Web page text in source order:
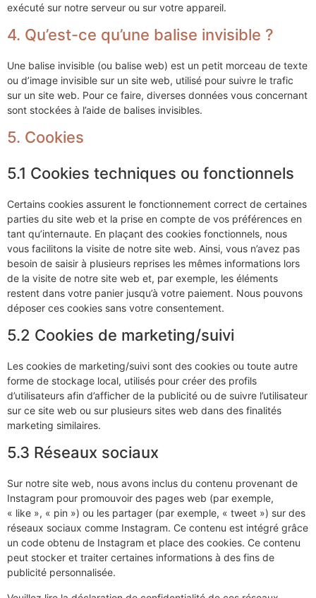
exécuté sur notre serveur ou sur votre appareil.
4. Qu’est-ce qu’une balise invisible ?
Une balise invisible (ou balise web) est un petit morceau de texte
ou d’image invisible sur un site web, utilisé pour suivre le trafic
sur un site web. Pour ce faire, diverses données vous concernant
sont stockées à l’aide de balises invisibles.
5. Cookies
5.1 Cookies techniques ou fonctionnels
Certains cookies assurent le fonctionnement correct de certaines
parties du site web et la prise en compte de vos préférences en
tant qu’internaute. En plaçant des cookies fonctionnels, nous
vous facilitons la visite de notre site web. Ainsi, vous n’avez pas
besoin de saisir à plusieurs reprises les mêmes informations lors
de la visite de notre site web et, par exemple, les éléments
restent dans votre panier jusqu’à votre paiement. Nous pouvons
déposer ces cookies sans votre consentement.
5.2 Cookies de marketing/suivi
Les cookies de marketing/suivi sont des cookies ou toute autre
forme de stockage local, utilisés pour créer des profils
d’utilisateurs afin d’afficher de la publicité ou de suivre l’utilisateur
sur ce site web ou sur plusieurs sites web dans des finalités
marketing similaires.
5.3 Réseaux sociaux
Sur notre site web, nous avons inclus du contenu provenant de
Instagram pour promouvoir des pages web (par exemple,
« like », « pin ») ou les partager (par exemple, « tweet ») sur des
réseaux sociaux comme Instagram. Ce contenu est intégré grâce
un code obtenu de Instagram et place des cookies. Ce contenu
peut stocker et traiter certaines informations à des fins de
publicité personnalisée.